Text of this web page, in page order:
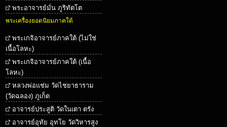
พระอาจารย์มั่น ภูริทัตโต
พระเครื่องยอดนิยมภาคใต้
พระเกจิอาจารย์ภาคใต้ (ไม่ใช่
เนื้อโลหะ)
พระเกจิอาจารย์ภาคใต้ (เนื้อ
โลหะ)
หลวงพ่อแช่ม วัดไชยาธาราม
(วัดฉลอง) ภูเก็ต
อาจารย์ประสูติ วัดในเตา ตรัง
อาจารย์อุทัย อุทโย วัดวิหารสูง